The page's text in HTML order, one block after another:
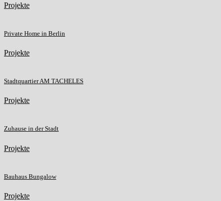
Projekte
Private Home in Berlin
Projekte
Stadtquartier AM TACHELES
Projekte
Zuhause in der Stadt
Projekte
Bauhaus Bungalow
Projekte